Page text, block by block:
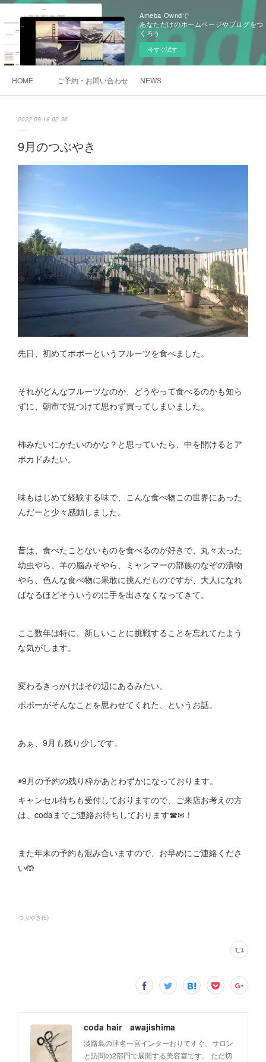
Ameba Owndで
あなただけのホームページやブログをつ
くろう
今すぐ試す
HOME ご予約・お問い合わせ NEWS
2022.09.18 02:36
9月のつぶやき
先日、初めてポポーというフルーツを食べました。
それがどんなフルーツなのか、どうやって食べるのかも知ら
ずに、朝市で見つけて思わず買ってしまいました。
柿みたいにかたいのかな？と思っていたら、中を開けるとア
ボカドみたい。
味もはじめて経験する味で、こんな食べ物この世界にあった
んだーと少々感動しました。
昔は、食べたことないものを食べるのが好きで、丸々太った
幼虫やら、羊の脳みそやら、ミャンマーの部族のなぞの漬物
やら、色んな食べ物に果敢に挑んだものですが、大人になれ
ばなるほどそういうのに手を出さなくなってきて。
ここ数年は特に、新しいことに挑戦することを忘れてたよう
な気がします。
変わるきっかけはその辺にあるみたい。
ポポーがそんなことを思わせてくれた、というお話。
あぁ、9月も残り少しです。
◉9月の予約の残り枠があとわずかになっております。
キャンセル待ちも受付しておりますので、ご来店お考えの方
は、codaまでご連絡お待ちしております☎︎✉︎！
また年末の予約も混み合いますので、お早めにご連絡くださ
い🤲
つぶやき (5)
coda hair awajishima
淡路島の津名一宮インターおりてすぐ、サロン
と訪問の2部門で展開する美容室です。 ただ切